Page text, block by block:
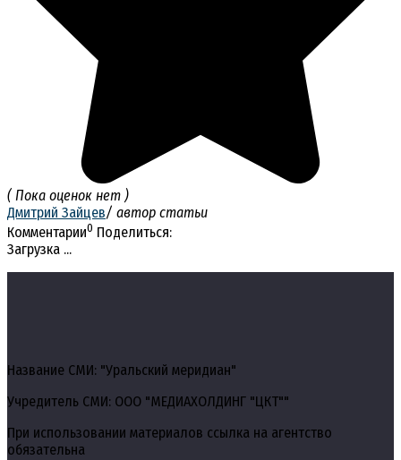
( Пока оценок нет )
Дмитрий Зайцев/ автор статьи
Комментарии0 Поделиться:
Загрузка ...
Название СМИ: "Уральский меридиан"
Учредитель СМИ: ООО "МЕДИАХОЛДИНГ "ЦКТ""
При использовании материалов ссылка на агентство
обязательна